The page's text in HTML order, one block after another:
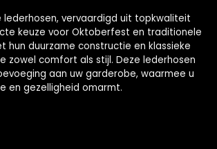
lederhosen, vervaardigd uit topkwaliteit
keuze voor Oktoberfest en traditionele
hun duurzame constructie en klassieke
zowel comfort als stijl. Deze lederhosen
aan uw garderobe, waarmee u
en gezelligheid omarmt.